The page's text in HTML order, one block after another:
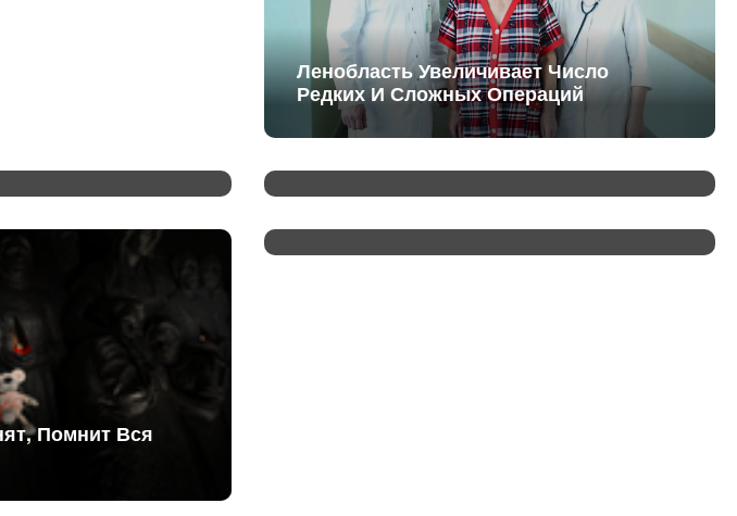
Ленобласть Увеличивает Число
Редких И Сложных Операций
В России Стартовало Голосование За
Помнит Вся